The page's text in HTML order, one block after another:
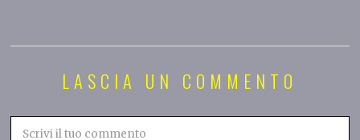
LASCIA UN COMMENTO